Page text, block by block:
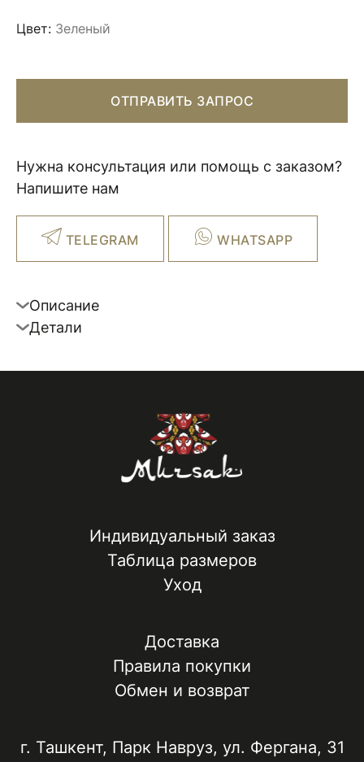
Цвет: Зеленый
ОТПРАВИТЬ ЗАПРОС
Нужна консультация или помощь с заказом?
Напишите нам
TELEGRAM WHATSAPP
Описание
Детали
Индивидуальный заказ
Таблица размеров
Уход
Доставка
Правила покупки
Обмен и возврат
г. Ташкент, ​Парк Навруз​, ул. Фергана, 31